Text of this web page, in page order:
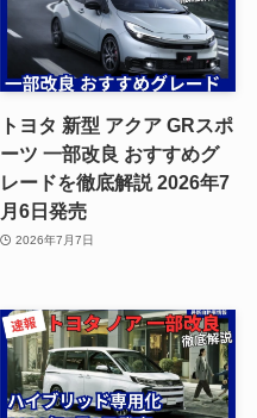
トヨタ 新型 アクア GRスポ
ーツ 一部改良 おすすめグ
レードを徹底解説 2026年7
月6日発売
2026年7月7日